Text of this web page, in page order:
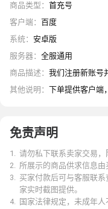
商品类型 ： 首充号
客户端： 百度
系统： 安卓版
服务器： 全服通用
商品描述 ： 我们注册新账号
其他说明 ： 下单提供客户端
免责声明
1 . 请勿私下联系卖家交易，
2. 所展示的商品供求信息
3. 买家付款后可与客服联
家实时截图提供。
4. 国家法律规定，未成年人